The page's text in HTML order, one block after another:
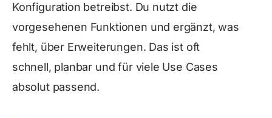
Konfiguration betreibst. Du nutzt die
vorgesehenen Funktionen und ergänzt, was
fehlt, über Erweiterungen. Das ist oft
schnell, planbar und für viele Use Cases
absolut passend.